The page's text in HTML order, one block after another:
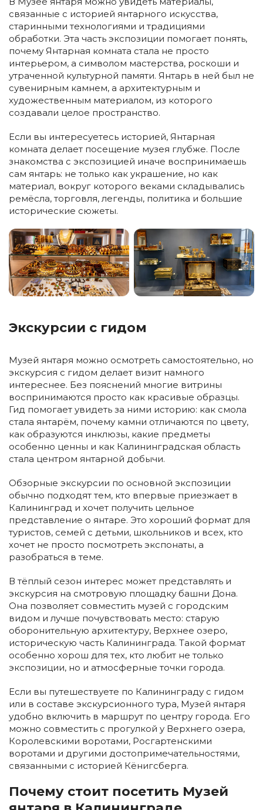
связанные с историей янтарного искусства,
старинными технологиями и традициями
обработки. Эта часть экспозиции помогает понять,
почему Янтарная комната стала не просто
интерьером, а символом мастерства, роскоши и
утраченной культурной памяти. Янтарь в ней был не
сувенирным камнем, а архитектурным и
художественным материалом, из которого
создавали целое пространство.
Если вы интересуетесь историей, Янтарная
комната делает посещение музея глубже. После
знакомства с экспозицией иначе воспринимаешь
сам янтарь: не только как украшение, но как
материал, вокруг которого веками складывались
ремёсла, торговля, легенды, политика и большие
исторические сюжеты.
Экскурсии с гидом
Музей янтаря можно осмотреть самостоятельно, но
экскурсия с гидом делает визит намного
интереснее. Без пояснений многие витрины
воспринимаются просто как красивые образцы.
Гид помогает увидеть за ними историю: как смола
стала янтарём, почему камни отличаются по цвету,
как образуются инклюзы, какие предметы
особенно ценны и как Калининградская область
стала центром янтарной добычи.
Обзорные экскурсии по основной экспозиции
обычно подходят тем, кто впервые приезжает в
Калининград и хочет получить цельное
представление о янтаре. Это хороший формат для
туристов, семей с детьми, школьников и всех, кто
хочет не просто посмотреть экспонаты, а
разобраться в теме.
В тёплый сезон интерес может представлять и
экскурсия на смотровую площадку башни Дона.
Она позволяет совместить музей с городским
видом и лучше почувствовать место: старую
оборонительную архитектуру, Верхнее озеро,
историческую часть Калининграда. Такой формат
особенно хорош для тех, кто любит не только
экспозиции, но и атмосферные точки города.
Если вы путешествуете по Калининграду с гидом
или в составе экскурсионного тура, Музей янтаря
удобно включить в маршрут по центру города. Его
можно совместить с прогулкой у Верхнего озера,
Королевскими воротами, Росгартенскими
воротами и другими достопримечательностями,
связанными с историей Кёнигсберга.
Почему стоит посетить Музей